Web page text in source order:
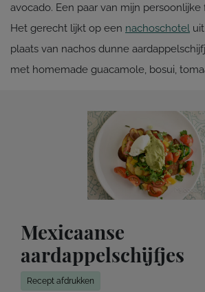
avocado. Een paar van mijn persoonlijke
Het gerecht lijkt op een nachoschotel
plaats van nachos dunne
met homemade guacamole, bosui,
Mexicaanse
aardappelschijfjes
Recept afdrukken